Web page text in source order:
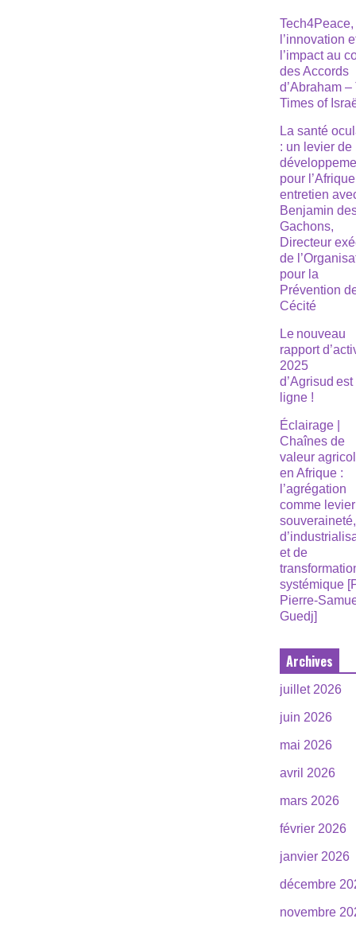
Tech4Peace,
l’innovation
l’impact au
des Accords
d’Abraham –
Times of
La santé
: un levier de
pour
entretien
Benjamin
Gachons,
Directeur
de
pour la
Prévention
Cécité
Le nouveau
rapport
2025
d’Agrisud
ligne !
Éclairage |
Chaînes de
valeur
en Afrique :
l’agrégation
comme
souveraineté,
et de
systémique
Pierre-
Guedj]
Archives
juillet 2026
juin 2026
mai 2026
avril 2026
mars 2026
février 2026
janvier 2026
décembre
novembre